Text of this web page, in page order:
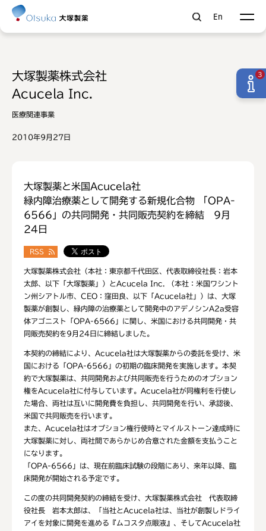
En
大塚製薬株式会社
Acucela Inc.
医療関連事業
2010年9月27日
大塚製薬と米国Acucela社
緑内障治療薬として開発する新規化合物 「OPA-
6566」の共同開発・共同販売契約を締結 9月
24日
RSS
大塚製薬株式会社（本社：東京都千代田区、代表取締役社長：岩本
太郎、以下「大塚製薬」）とAcucela Inc. （本社：米国ワシント
ン州シアトル市、CEO：窪田良、以下「Acucela社」）は、大塚
製薬が創製し、緑内障の治療薬として開発中のアデノシンA2a受容
体アゴニスト「OPA-6566」に関し、米国における共同開発・共
同販売契約を9月24日に締結しました。
本契約の締結により、Acucela社は大塚製薬からの委託を受け、米
国における「OPA-6566」の初期の臨床開発を実施します。本契
約で大塚製薬は、共同開発および共同販売を行うためのオプション
権をAcucela社に付与しています。Acucela社が同権利を行使し
た場合、両社は互いに開発費を負担し、共同開発を行い、承認後、
米国で共同販売を行います。
また、Acucela社はオプション権行使時とマイルストーン達成時に
大塚製薬に対し、両社間であらかじめ合意された金額を支払うこと
になります。
「OPA-6566」は、現在前臨床試験の段階にあり、来年以降、臨
床開発が開始される予定です。
この度の共同開発契約の締結を受け、大塚製薬株式会社 代表取締
役社長 岩本太郎は、「当社とAcucela社は、当社が創製しドライ
アイを対象に開発を進める『ムコスタ点眼液』、そしてAcucela社
3